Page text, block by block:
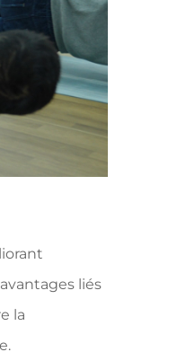
liés
la